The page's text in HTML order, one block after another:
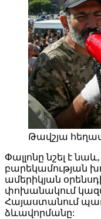
Թավշյա
Փալլոնը նշել է
բարեկամության
ամերիկյան
փոխանակում
Հայաստանում
ձևավորմանը: